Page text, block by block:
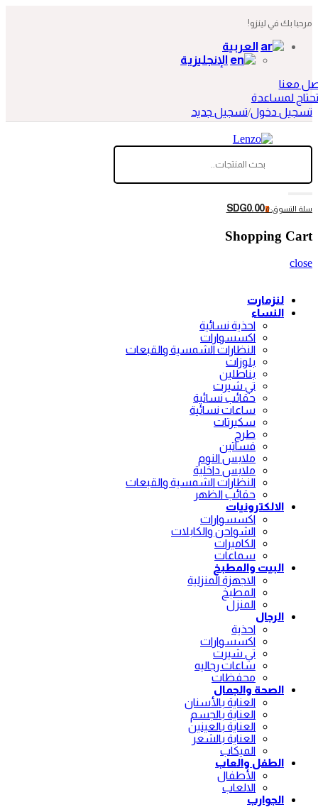
مرحبا بك في لينزو!
العربية
الإنجليزية
معنا
تحتاج لمساعدة
تسجيل دخول/تسجيل جديد
سلة التسوق: SDG0.00 0
Shopping Cart
close
لنزمارت
النساء
احذية نسائية
اكسسوارات
النظارات الشمسية والقبعات
بلوزات
بناطلين
تي شيرت
حقائب نسائية
ساعات نسائية
سكيرتات
طرح
فساتين
ملابس النوم
ملابس داخلية
النظارات الشمسية والقبعات
حقائب الظهر
الالكترونيات
اكسسوارات
الشواحن والكابلات
الكاميرات
سماعات
البيت والمطبخ
الاجهزة المنزلية
المطبخ
المنزل
الرجال
احذية
اكسسوارات
تي شيرت
ساعات رجاليه
محفظات
الصحة والجمال
العناية بالأسنان
العناية بالجسم
العناية بالعينين
العناية بالشعر
الميكاب
الطفل والعاب
الأطفال
الالعاب
الجوارب